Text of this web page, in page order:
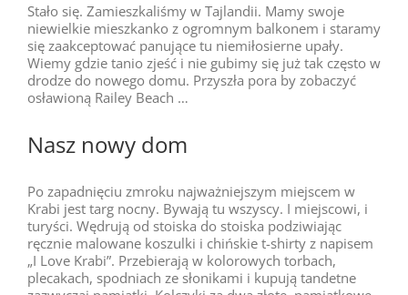
Stało się. Zamieszkaliśmy w Tajlandii. Mamy swoje
niewielkie mieszkanko z ogromnym balkonem i staramy
się zaakceptować panujące tu niemiłosierne upały.
Wiemy gdzie tanio zjeść i nie gubimy się już tak często w
drodze do nowego domu. Przyszła pora by zobaczyć
osławioną Railey Beach …
Nasz nowy dom
Po zapadnięciu zmroku najważniejszym miejscem w
Krabi jest targ nocny. Bywają tu wszyscy. I miejscowi, i
turyści. Wędrują od stoiska do stoiska podziwiając
ręcznie malowane koszulki i chińskie t-shirty z napisem
„I Love Krabi”. Przebierają w kolorowych torbach,
plecakach, spodniach ze słonikami i kupują tandetne